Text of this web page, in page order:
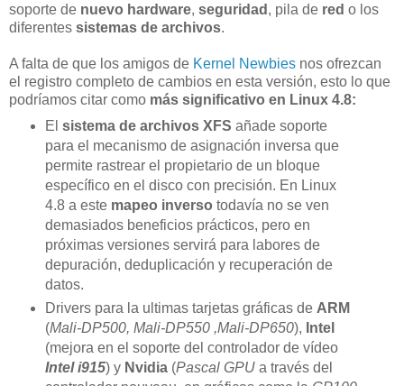
soporte de nuevo hardware, seguridad , pila de red o los
diferentes sistemas de archivos.
A falta de que los amigos de Kernel Newbies nos ofrezcan
el registro completo de cambios en esta versión, esto lo que
podríamos citar como más significativo en Linux 4.8:
El sistema de archivos XFS añade soporte
para el mecanismo de asignación inversa que
permite rastrear el propietario de un bloque
específico en el disco con precisión. En Linux
4.8 a este mapeo inverso todavía no se ven
demasiados beneficios prácticos, pero en
próximas versiones servirá para labores de
depuración, deduplicación y recuperación de
datos.
Drivers para la ultimas tarjetas gráficas de ARM
(Mali-DP500, Mali-DP550 ,Mali-DP650), Intel
(mejora en el soporte del controlador de vídeo
Intel i915) y Nvidia(Pascal GPUa través del